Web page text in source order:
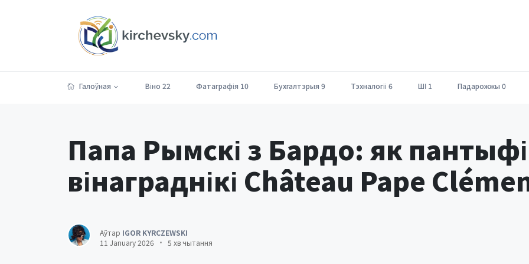
Галоўная Віно 22 Фатаграфія 10 Бухгалтэрыя 9 Тэхналогіі 6 ШІ 1 Падарожжы 0
Папа Рымскі з Бардо: як
вінаграднікі Château Pape
Аўтар IGOR KYRCZEWSKI
11 January 2026
5 хв чытання